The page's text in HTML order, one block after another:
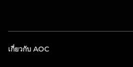
เกี่ยวกับ AOC